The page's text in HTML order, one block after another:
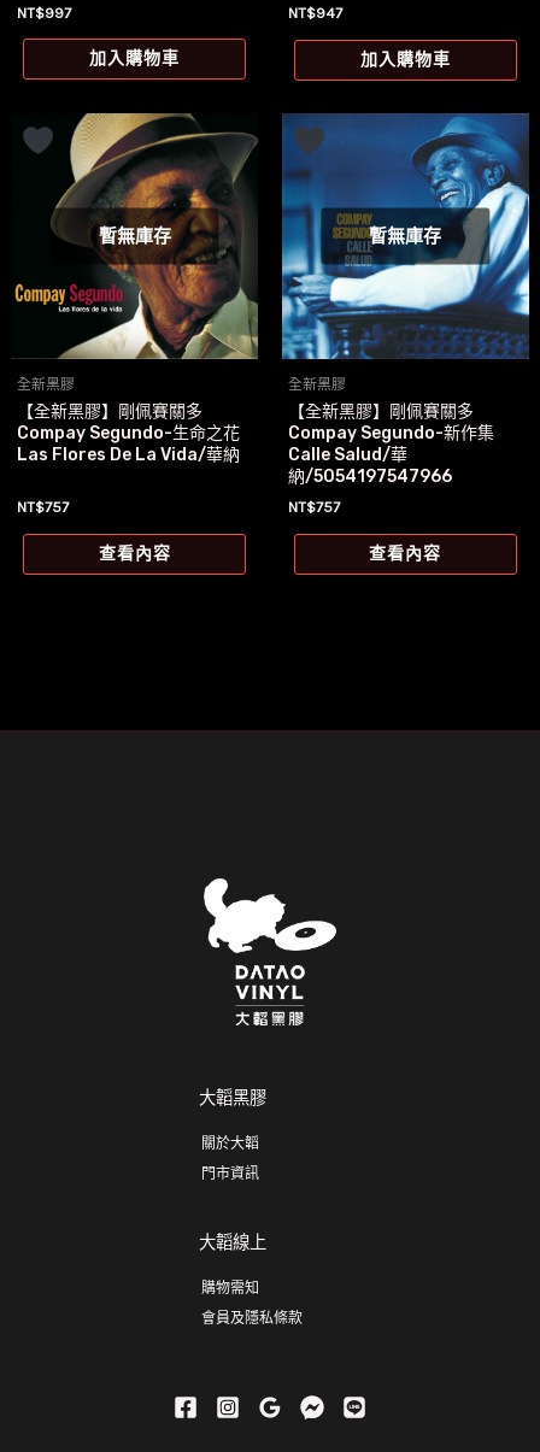
NT$997
加入購物車
NT$947
加入購物車
暫無庫存
全新黑膠
【全新黑膠】剛佩賽關多
Compay Segundo-生命之花
Las Flores De La Vida/華納
NT$757
查看內容
暫無庫存
全新黑膠
【全新黑膠】剛佩賽關多
Compay Segundo-新作集
Calle Salud/華
納/5054197547966
NT$757
查看內容
大韜黑膠
關於大韜
門市資訊
大韜線上
購物需知
會員及隱私條款